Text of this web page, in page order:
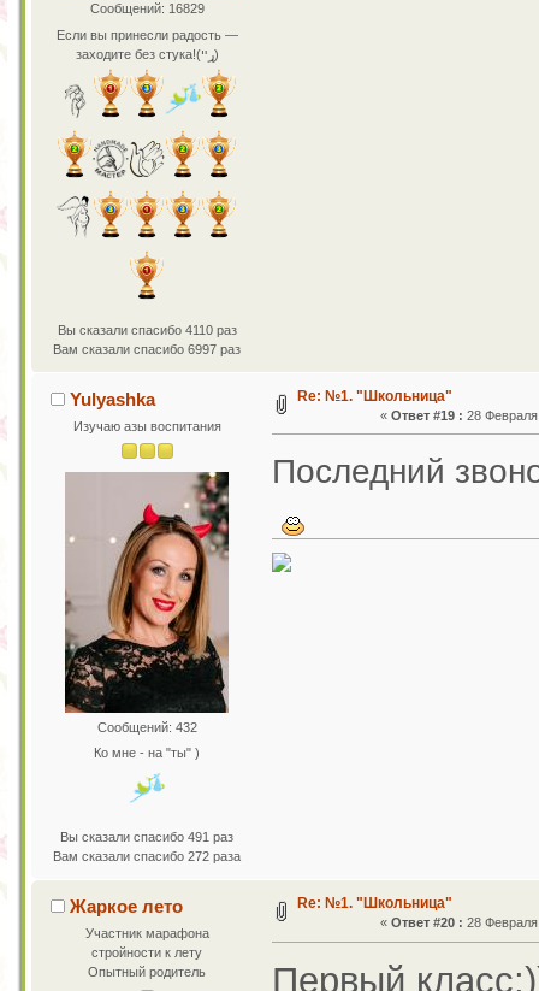
Сообщений: 16829
Если вы принесли радость —
заходите без стука!(ړײ)
Вы сказали спасибо 4110 раз
Вам сказали спасибо 6997 раз
Yulyashka
Изучаю азы воспитания
Сообщений: 432
Ко мне - на "ты" )
Вы сказали спасибо 491 раз
Вам сказали спасибо 272 раза
Re: №1. "Школьница"
«Ответ #19 : 28
Последний
Жаркое лето
Участник марафона
стройности к лету
Опытный родитель
Re: №1. "Школьница"
«Ответ #20 : 28
Первый